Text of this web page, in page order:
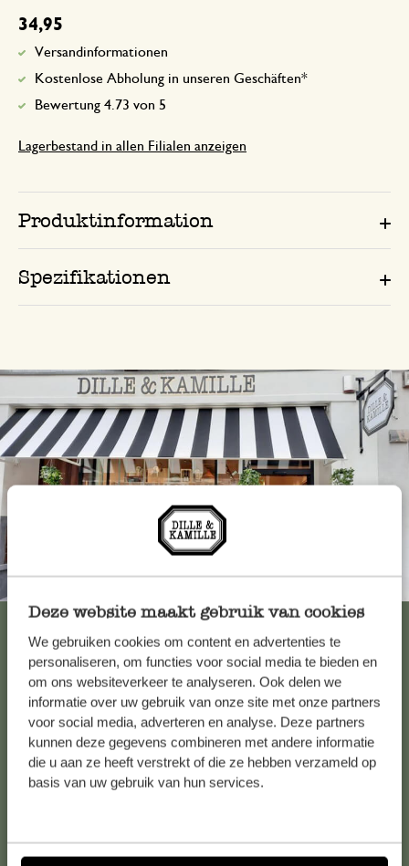
Deze website maakt gebruik van cookies
We gebruiken cookies om content en advertenties te
personaliseren, om functies voor social media te bieden en
om ons websiteverkeer te analyseren. Ook delen we
informatie over uw gebruik van onze site met onze partners
voor social media, adverteren en analyse. Deze partners
kunnen deze gegevens combineren met andere informatie
die u aan ze heeft verstrekt of die ze hebben verzameld op
basis van uw gebruik van hun services.
34,95
Versandinformationen
Kostenlose Abholung in unseren Geschäften*
Bewertung 4.73 von 5
Lagerbestand in allen Filialen anzeigen
Produktinformation
Spezifikationen
Immer in der Nähe
Alle 62 Geschäfte anzeigen
Kundenservice/Hilfe
Falls Sie Fragen haben oder Tipps und Hilfe brauchen, wenden
Sie sich bitte an unseren Kundenservice. Oder lesen Sie hier
die Antworten auf
kundenservice@dille-kamille.de